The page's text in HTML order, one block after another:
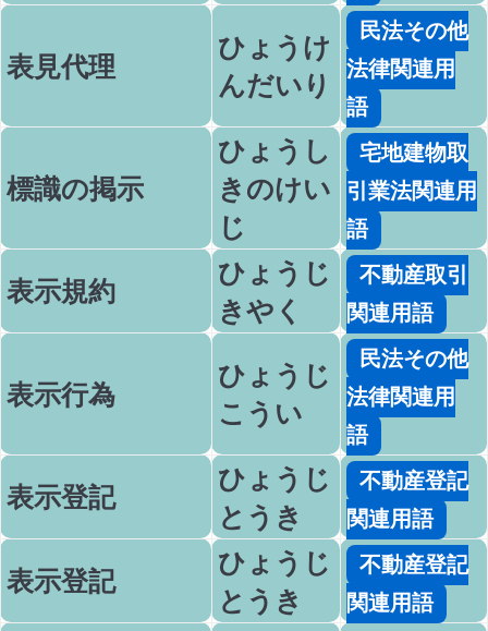
表見代理
ひょうけ
んだいり
民法その他
法律関連用
語
標識の掲示
ひょうし
きのけい
じ
宅地建物取
引業法関連用
語
表示規約
ひょうじ
きやく
不動産取引
関連用語
表示行為
ひょうじ
こうい
民法その他
法律関連用
語
表示登記
ひょうじ
とうき
不動産登記
関連用語
表示登記
ひょうじ
とうき
不動産登記
関連用語